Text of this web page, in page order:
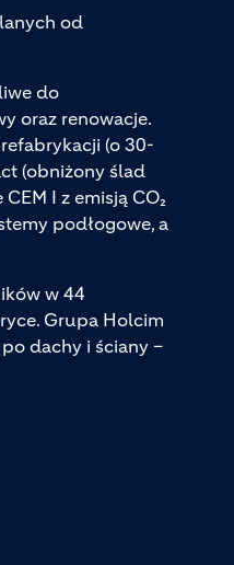
od
do
oraz renowacje.
(o 30-
(obniżony ślad
I z emisją CO₂
podłogowe, a
w 44
Grupa Holcim
dachy i ściany –